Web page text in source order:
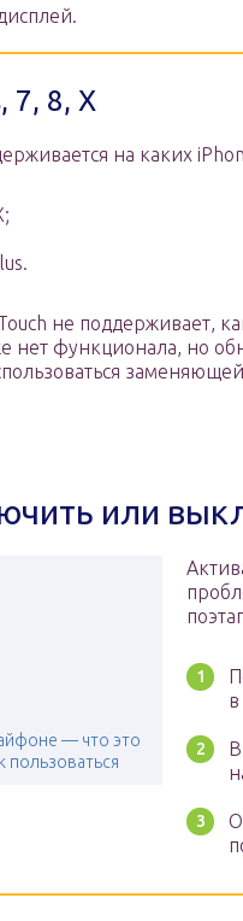
дисплей.
7, 8, X
на каких
не поддерживает,
нет функционала, но
или
— что это
пользоваться